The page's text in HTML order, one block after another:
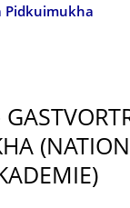
Pidkuimukha